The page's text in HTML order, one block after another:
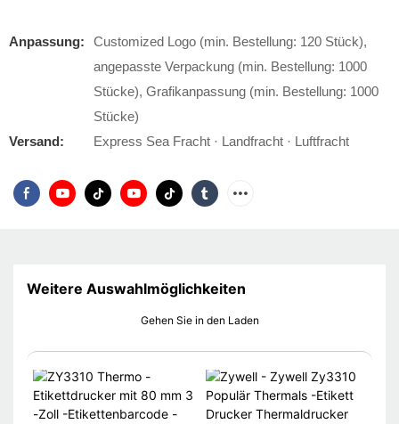
Anpassung:
Customized Logo (min. Bestellung: 120 Stück),
angepasste Verpackung (min. Bestellung: 1000
Stücke), Grafikanpassung (min. Bestellung: 1000
Stücke)
Versand:
Express Sea Fracht · Landfracht · Luftfracht
Weitere Auswahlmöglichkeiten
Gehen Sie in den Laden